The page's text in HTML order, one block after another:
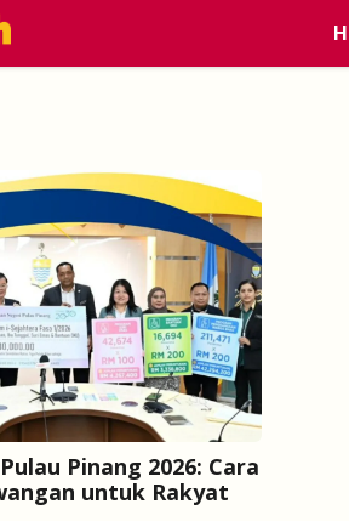
Pinang 2026: Cara
untuk Rakyat